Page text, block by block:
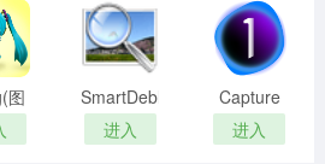
Pro免费版
图
)
SmartDeblur(图
像处理软
件)
进入
Capture
One破解
版
进入